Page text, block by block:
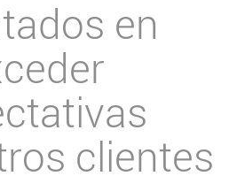
en
clientes